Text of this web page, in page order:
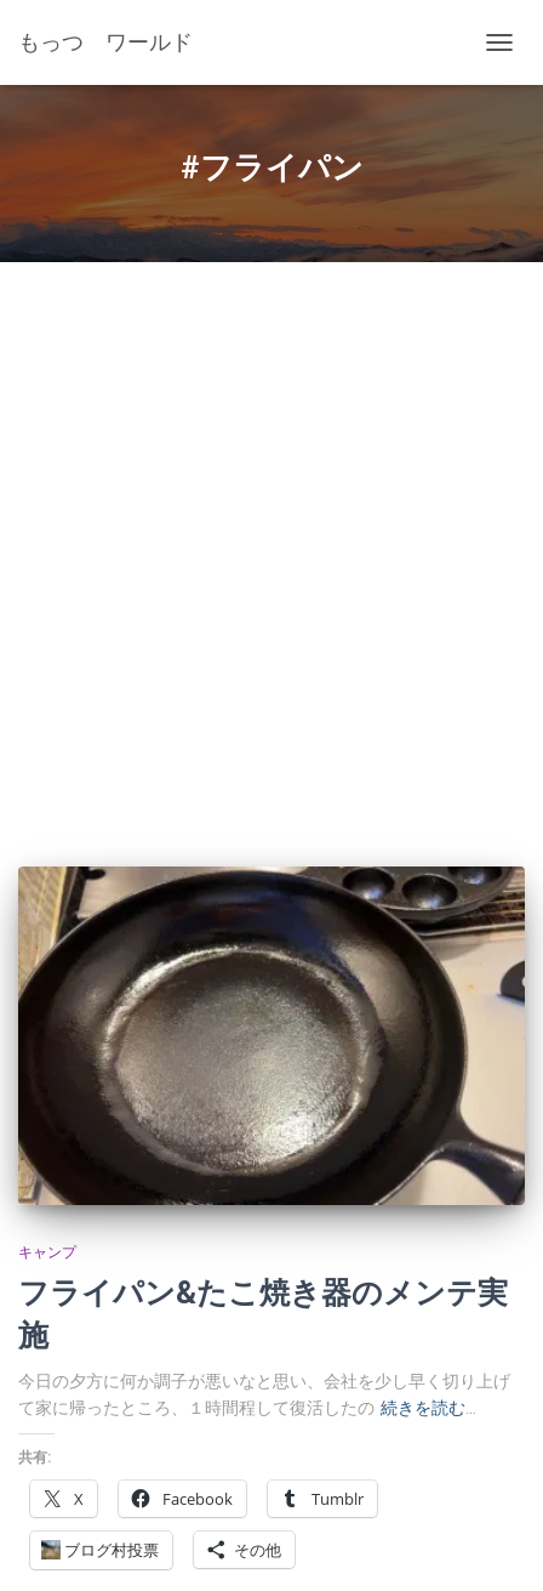
もっつ ワールド
ビ
切
#フライパン
キャンプ
フライパン&たこ焼き器のメンテ実
施
今日の夕方に何か調子が悪いなと思い、会社を少し早く切り上げ
て家に帰ったところ、１時間程して復活したの 続きを読む…
共有:
X Facebook Tumblr
ブログ村投票 その他